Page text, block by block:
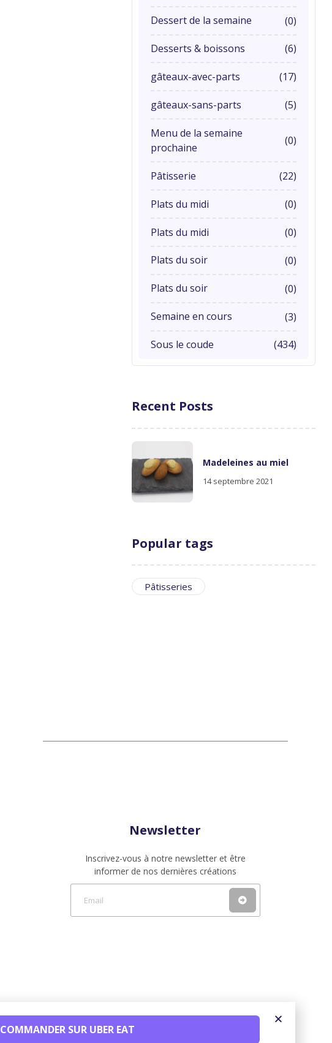
Dessert de la semaine (0)
Desserts & boissons (6)
gâteaux-avec-parts (17)
gâteaux-sans-parts (5)
Menu de la semaine
prochaine
(0)
Pâtisserie (22)
Plats du midi (0)
Plats du midi (0)
Plats du soir (0)
Plats du soir (0)
Semaine en cours (3)
Sous le coude (434)
Recent Posts
Madeleines au miel
14 septembre 2021
Popular tags
Pâtisseries
Newsletter
Inscrivez-vous à notre newsletter et être
informer de nos dernières créations
COMMANDER SUR UBER EAT